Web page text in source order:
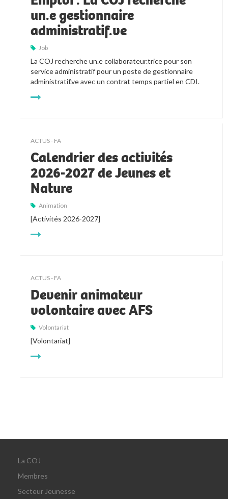
un.e gestionnaire
administratif.ve
Job
La COJ recherche un.e collaborateur.trice pour son
service administratif pour un poste de gestionnaire
administratif.ve avec un contrat temps partiel en CDI.
ACTUS - FA
Calendrier des activités
2026-2027 de Jeunes et
Nature
Animation
[Activités 2026-2027]
ACTUS - FA
Devenir animateur
volontaire avec AFS
Volontariat
[Volontariat]
La COJ
Membres
Secteur Jeunesse